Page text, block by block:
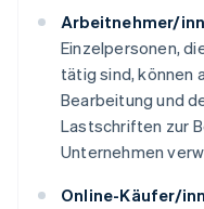
Arbeitnehmer/
Einzelpersonen,
tätig sind, können
Bearbeitung und
Lastschriften zur
Unternehmen
Online-Käufer/